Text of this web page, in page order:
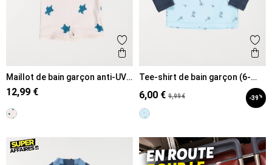
Ajouter aux favoris
Aperçu rapide
Maillot de bain garçon anti-UV
(6-36M)
12,99 €
Tee-shirt de bain garçon (6-
6,00 € 9,99 € -39%